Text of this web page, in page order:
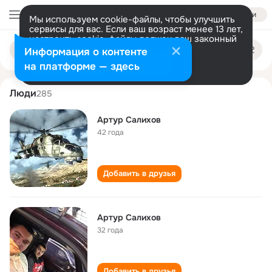
Войти
Мы используем cookie-файлы, чтобы улучшить
сервисы для вас. Если ваш возраст менее 13 лет,
настроить cookie-файлы должен ваш законный
представитель. Больше информации
Разрешить все Настроить
Поиск
людям
artur salikhov
Люди285
Артур Салихов
42 года
Добавить в друзья
Артур Салихов
32 года
Информация о контенте
на платформе — здесь